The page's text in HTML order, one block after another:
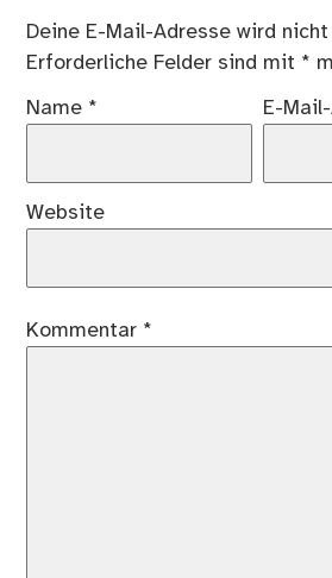
Deine E-Mail-Adresse wird
Erforderliche Felder sind mit *
Name * E-
Website
Kommentar *